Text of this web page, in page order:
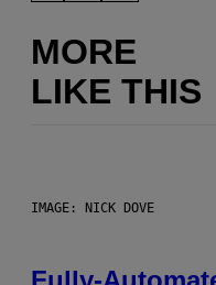
MORE
LIKE THIS
IMAGE: NICK DOVE